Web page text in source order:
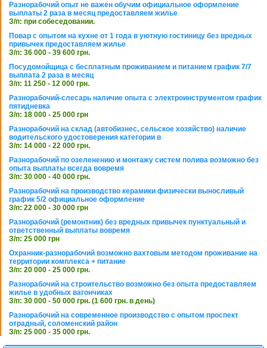
Разнорабочий опыт не важен обучим официальное оформление
выплаты 2 раза в месяц предоставляем жилье
З/п: при собеседовании.
Повар с опытом на кухне от 1 года в уютную гостиницу без вредных
привычек предоставляем жилье
З/п: 36 000 - 39 600 грн.
Посудомойщица с бесплатным проживанием и питанием график 7/7
выплата 2 раза в месяц
З/п: 11 250 - 12 000 грн.
Разнорабочий-слесарь наличие опыта с электроинструментом график
пятидневка
З/п: 18 000 - 25 000 грн
Разнорабочий на склад (автобизнес, сельское хозяйство) наличие
водительского удостоверения категории в
З/п: 14 000 - 22 000 грн.
Разнорабочий по озеленению и монтажу систем полива возможно без
опыта выплаты всегда вовремя
З/п: 30 000 - 40 000 грн.
Разнорабочий на производство керамики физически выносливый
график 5/2 официальное оформление
З/п: 22 000 - 30 000 грн
Разнорабочий (ремонтник) без вредных привычек пунктуальный и
ответственный выплаты вовремя
З/п: 25 000 грн
Охранник-разнорабочий возможно вахтовым методом проживание на
территории комплекса + питание
З/п: 20 000 - 25 000 грн.
Разнорабочий на строительство возможно без опыта предоставляем
жилье в удобных вагончиках
З/п: 30 000 - 50 000 грн. (1 600 грн. в день)
Разнорабочий на современное производство с опытом проспект
отрадный, соломенский район
З/п: 25 000 - 35 000 грн.